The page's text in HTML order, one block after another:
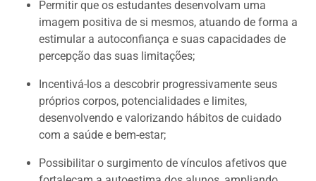
Permitir que os estudantes desenvolvam uma
imagem positiva de si mesmos, atuando de forma a
estimular a autoconfiança e suas capacidades de
percepção das suas limitações;
Incentivá-los a descobrir progressivamente seus
próprios corpos, potencialidades e limites,
desenvolvendo e valorizando hábitos de cuidado
com a saúde e bem-estar;
Possibilitar o surgimento de vínculos afetivos que